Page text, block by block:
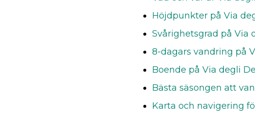
Höjdpunkter på Via
Svårighetsgrad på Via
8-dagars vandring på
Boende på Via degli
Bästa säsongen att
Karta och navigering